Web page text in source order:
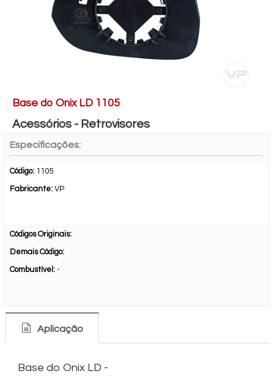
Base do Onix LD 1105
Acessórios - Retrovisores
Especificações:
Código: 1105
Fabricante: VP
Códigos Originais:
Demais Código:
Combustível: -
Aplicação
Base do Onix LD -